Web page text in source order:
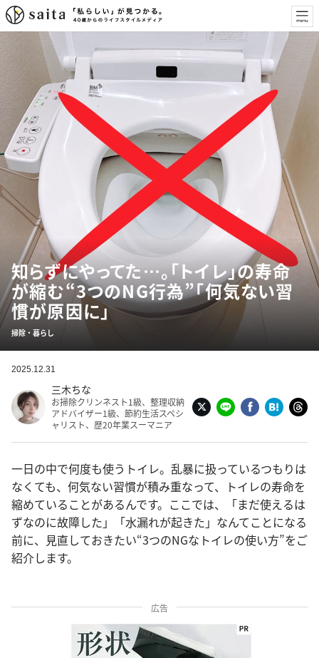
知らずにやってた…。「トイレ」の寿命
が縮む“3つのNG行為”「何気ない習
慣が原因に」
掃除・暮らし
2025.12.31
三木ちな
お掃除クリンネスト1級、整理収納
アドバイザー1級、節約生活スペシ
ャリスト、歴20年業スーマニア
一日の中で何度も使うトイレ。乱暴に扱っているつもりは
なくても、何気ない習慣が積み重なって、トイレの寿命を
縮めていることがあるんです。ここでは、「まだ使えるは
ずなのに故障した」「水漏れが起きた」なんてことになる
前に、見直しておきたい“3つのNGなトイレの使い方”をご
紹介します。
広告